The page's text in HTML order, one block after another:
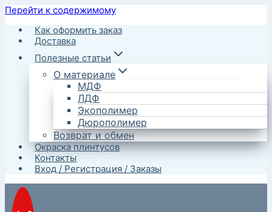
Перейти к содержимому
Как оформить заказ
Доставка
Полезные статьи
О материале
МДФ
ЛДФ
Экополимер
Дюрополимер
Возврат и обмен
Окраска плинтусов
Контакты
Вход / Регистрация / Заказы